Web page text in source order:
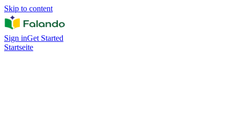
Skip to content
Sign inGet Started
Startseite